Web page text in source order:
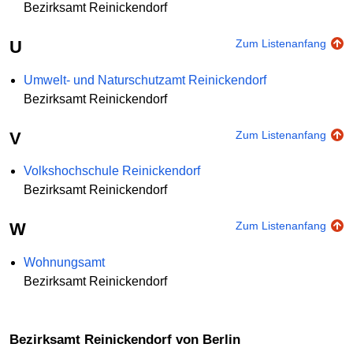
Bezirksamt Reinickendorf
U Zum Listenanfang
Umwelt- und Naturschutzamt Reinickendorf
Bezirksamt Reinickendorf
V Zum Listenanfang
Volkshochschule Reinickendorf
Bezirksamt Reinickendorf
W Zum Listenanfang
Wohnungsamt
Bezirksamt Reinickendorf
Bezirksamt Reinickendorf von Berlin